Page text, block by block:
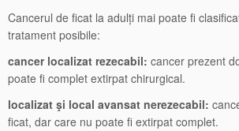
Cancerul de ficat la adulți mai poate fi
tratament posibile:
cancer localizat rezecabil: cancer prezent
poate fi complet extirpat chirurgical.
localizat şi local avansat nerezecabil:
ficat, dar care nu poate fi extirpat complet.